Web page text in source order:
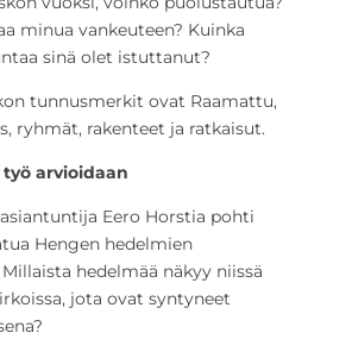
minua vankeuteen? Kuinka
sinä olet istuttanut?
tunnusmerkit ovat Raamattu,
ryhmät, rakenteet ja ratkaisut.
arvioidaan
Eero Horstia pohti
Hengen hedelmien
hedelmää näkyy niissä
jota ovat syntyneet